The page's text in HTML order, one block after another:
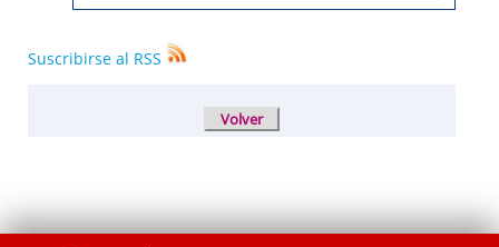
Suscribirse al RSS